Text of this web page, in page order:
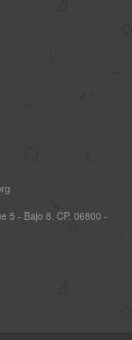
5 - Bajo 8. CP. 06800 -